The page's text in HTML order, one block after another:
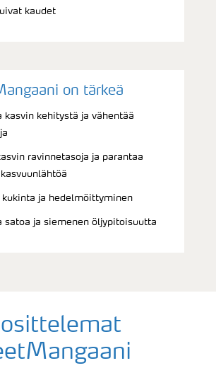
kaudet
on tärkeä
kasvin kehitystä ja vähentää
ravinnetasoja ja parantaa
kukinta ja hedelmöittyminen
satoa ja siemenen öljypitoisuutta